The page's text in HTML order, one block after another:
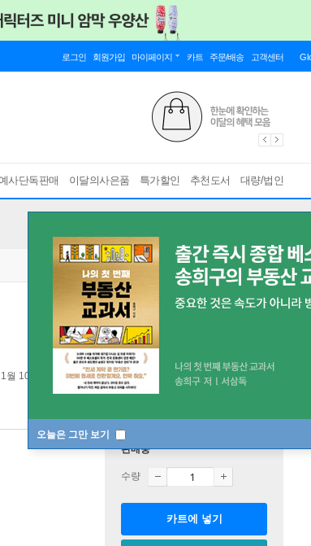
로그인 회원가입 마이페이지 카트 주문/배송 고객센터
사단독판매 이달의사은품 특가할인 추천도서 대량/법인
오늘은 그만 보기
월 10일
판매중
수량
카트에 넣기